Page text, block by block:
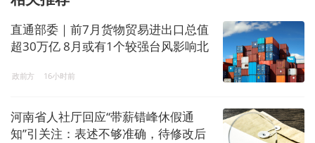
直通部委｜前7月货物贸易进出口总值
超30万亿 8月或有1个较强台风影响北
政前方 16小时前
河南省人社厅回应“带薪错峰休假通
知”引关注：表述不够准确，待修改后